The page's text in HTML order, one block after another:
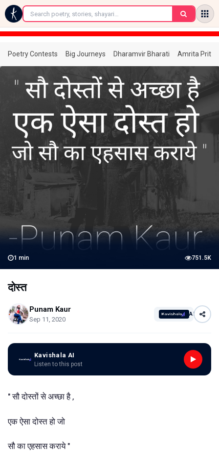
←
Poetry Contests Big Journeys Dharamvir Bharati Amrita
1 min 751.5K
दोस्त
Punam Kaur
Sep 11, 2020
AI
Kavishala AI
Listen to this post
" सौ दोस्तों से अच्छा है ,
एक ऐसा दोस्त हो जो
सौ का एहसास कराये "